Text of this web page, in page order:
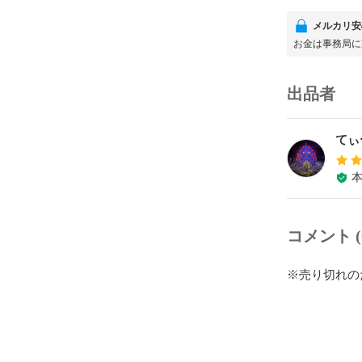
メルカリ
お金は事務局
出品者
てぃ
コメント
※売り切れの